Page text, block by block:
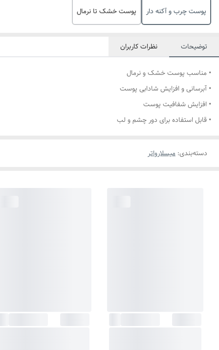
پوست چرب و آکنه دار پوست خشک تا نرمال
توضیحات نظرات کاربران
• مناسب پوست خشک و نرمال
• آبرسانی و افزایش شادابی پوست
• افزایش شفافیت پوست
• قابل استفاده برای دور چشم و لب
دسته‌بندی: میسلارواتر